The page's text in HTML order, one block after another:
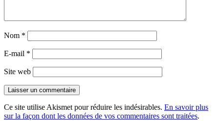
Nom *
E-mail *
Site web
Ce site utilise Akismet pour réduire les indésirables. En savoir plus
sur la façon dont les données de vos commentaires sont traitées.